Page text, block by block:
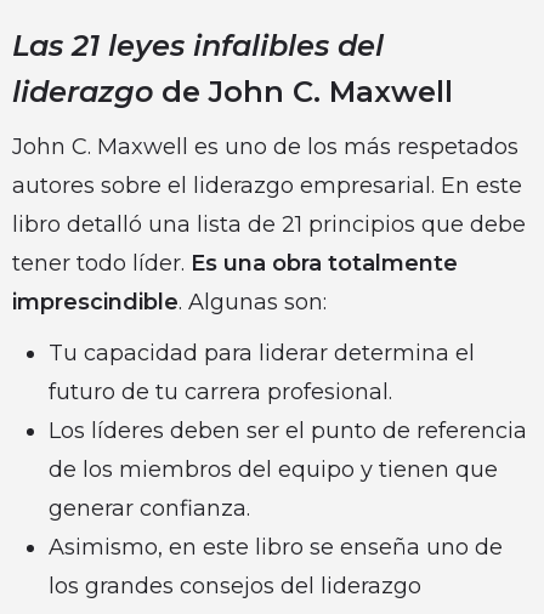
Las 21 leyes infalibles del
liderazgo de John C. Maxwell
John C. Maxwell es uno de los más respetados
autores sobre el liderazgo empresarial. En este
libro detalló una lista de 21 principios que debe
tener todo líder. Es una obra totalmente
imprescindible. Algunas son:
Tu capacidad para liderar determina el
futuro de tu carrera profesional.
Los líderes deben ser el punto de referencia
de los miembros del equipo y tienen que
generar confianza.
Asimismo, en este libro se enseña uno de
los grandes consejos del liderazgo